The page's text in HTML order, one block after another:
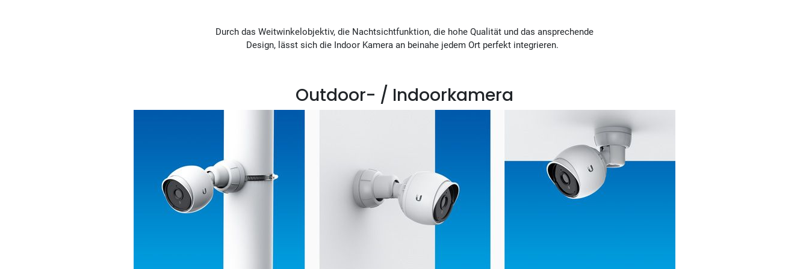
Durch das Weitwinkelobjektiv, die Nachtsichtfunktion, die hohe Qualität und das ansprechende
Design, lässt sich die Indoor Kamera an beinahe jedem Ort perfekt integrieren.
Outdoor- / Indoorkamera